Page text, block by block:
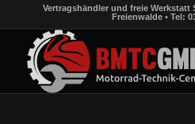
Vertragshändler und freie Werkstatt
Freienwalde • Tel: